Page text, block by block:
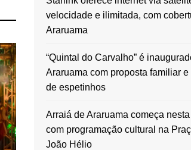
velocidade e ilimitada, com
Araruama
“Quintal do Carvalho” é
Araruama com proposta familiar
de espetinhos
Arraiá de Araruama começa
com programação cultural na
João Hélio